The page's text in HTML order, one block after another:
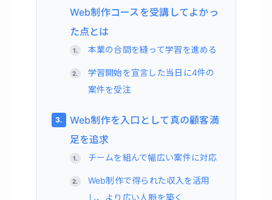
Web制作コースを受講してよかっ
た点とは
本業の合間を縫って学習を進める
学習開始を宣言した当日に4件の
案件を受注
Web制作を入口として真の顧客満
足を追求
チームを組んで幅広い案件に対応
Web制作で得られた収入を活用
し、より広い人脈を築く